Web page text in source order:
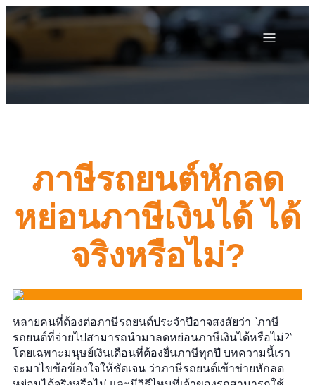
ภาษีรถยนต์หักลด
หย่อนภาษีเงินได้ ได้
จริงหรือไม่?
หลายคนที่ต้องต่อภาษีรถยนต์ประจำปีอาจสงสัยว่า “ภาษี
รถยนต์ที่จ่ายไปสามารถนำมาลดหย่อนภาษีเงินได้หรือไม่?”
โดยเฉพาะมนุษย์เงินเดือนที่ต้องยื่นภาษีทุกปี บทความนี้เรา
จะมาไขข้อข้องใจให้ชัดเจน ว่าภาษีรถยนต์เข้าข่ายหักลด